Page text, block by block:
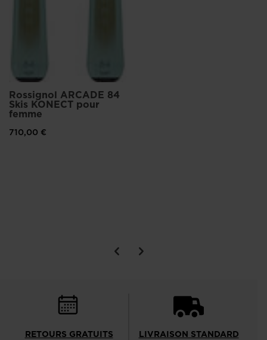
Rossignol ARCADE 84
Skis KONECT pour
femme
710,00 €
RETOURS GRATUITS LIVRAISON STANDARD